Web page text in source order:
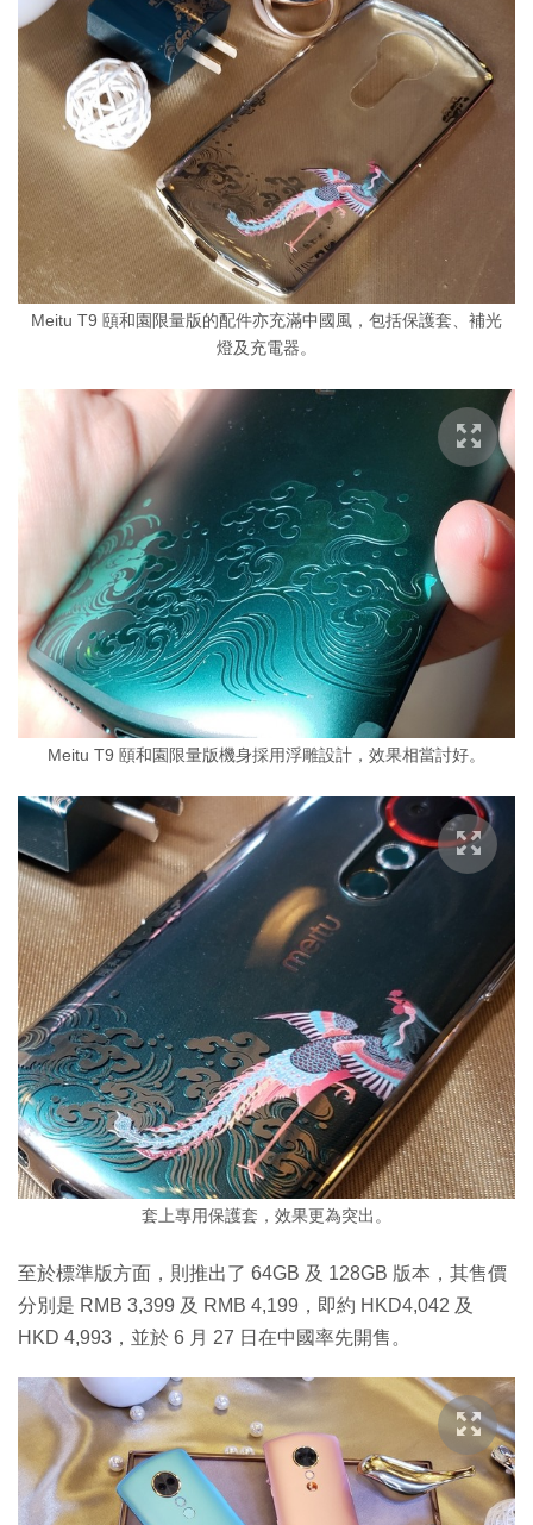
Meitu T9 頤和園限量版的配件亦充滿中國風，包括保護套、補光
燈及充電器。
Meitu T9 頤和園限量版機身採用浮雕設計，效果相當討好。
套上專用保護套，效果更為突出。
至於標準版方面，則推出了 64GB 及 128GB 版本，其售價
分別是 RMB 3,399 及 RMB 4,199，即約 HKD4,042 及
HKD 4,993，並於 6 月 27 日在中國率先開售。